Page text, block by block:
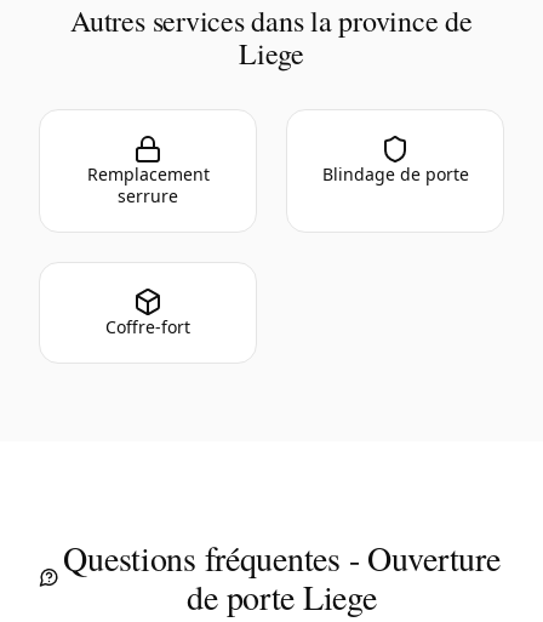
Autres services dans la province de
Liege
Remplacement
serrure
Blindage de porte
Coffre-fort
Questions fréquentes - Ouverture
de porte Liege